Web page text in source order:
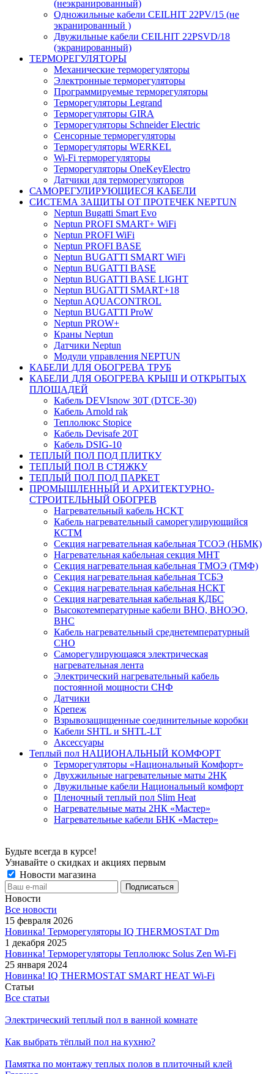
(неэкранированный)
Одножильные кабели CEILHIT 22PV/15 (не
экранированный )
Двужильные кабели CEILHIT 22PSVD/18
(экранированный)
ТЕРМОРЕГУЛЯТОРЫ
Механические терморегуляторы
Электронные терморегуляторы
Программируемые терморегуляторы
Терморегуляторы Legrand
Терморегуляторы GIRA
Терморегуляторы Schneider Electric
Сенсорные терморегуляторы
Терморегуляторы WERKEL
Wi-Fi терморегуляторы
Терморегуляторы OneKeyElectro
Датчики для терморегуляторов
САМОРЕГУЛИРУЮЩИЕСЯ КАБЕЛИ
СИСТЕМА ЗАЩИТЫ ОТ ПРОТЕЧЕК NEPTUN
Neptun Bugatti Smart Evo
Neptun PROFI SMART+ WiFi
Neptun PROFI WiFi
Neptun PROFI BASE
Neptun BUGATTI SMART WiFi
Neptun BUGATTI BASE
Neptun BUGATTI BASE LIGHT
Neptun BUGATTI SMART+18
Neptun AQUACONTROL
Neptun BUGATTI ProW
Neptun PROW+
Краны Neptun
Датчики Neptun
Модули управления NEPTUN
КАБЕЛИ ДЛЯ ОБОГРЕВА ТРУБ
КАБЕЛИ ДЛЯ ОБОГРЕВА КРЫШ И ОТКРЫТЫХ
ПЛОЩАДЕЙ
Кабель DEVIsnow 30Т (DTCE-30)
Кабель Arnold rak
Теплолюкс Stopice
Кабель Devisafe 20T
Кабель DSIG-10
ТЕПЛЫЙ ПОЛ ПОД ПЛИТКУ
ТЕПЛЫЙ ПОЛ В СТЯЖКУ
ТЕПЛЫЙ ПОЛ ПОД ПАРКЕТ
ПРОМЫШЛЕННЫЙ И АРХИТЕКТУРНО-
СТРОИТЕЛЬНЫЙ ОБОГРЕВ
Нагревательный кабель НCKТ
Кабель нагревательный саморегулирующийся
КСТМ
Секция нагревательная кабельная ТСОЭ (НБМК)
Нагревательная кабельная секция МНТ
Секция нагревательная кабельная ТМОЭ (ТМФ)
Секция нагревательная кабельная ТСБЭ
Секция нагревательная кабельная НСКТ
Секция нагревательная кабельная КДБС
Высокотемпературные кабели ВНО, ВНОЭО,
ВНС
Кабель нагревательный среднетемпературный
СНО
Саморегулирующаяся электрическая
нагревательная лента
Электрический нагревательный кабель
постоянной мощности СНФ
Датчики
Крепеж
Взрывозащищенные соединительные коробки
Кабели SHTL и SHTL-LT
Аксессуары
Теплый пол НАЦИОНАЛЬНЫЙ КОМФОРТ
Терморегуляторы «Национальный Комфорт»
Двухжильные нагревательные маты 2НК
Двужильные кабели Национальный комфорт
Пленочный теплый пол Slim Heat
Нагревательные маты 2НК «Мастер»
Нагревательные кабели БНК «Мастер»
Будьте всегда в курсе!
Узнавайте о скидках и акциях первым
Новости магазина
Новости
Все новости
15 февраля 2026
Новинка! Терморегуляторы IQ THERMOSTAT Dm
1 декабря 2025
Новинка! Терморегуляторы Теплолюкс Solus Zen Wi-Fi
25 января 2024
Новинка! IQ THERMOSTAT SMART HEAT Wi-Fi
Статьи
Все статьи
Электрический теплый пол в ванной комнате
Как выбрать тёплый пол на кухню?
Памятка по монтажу теплых полов в плиточный клей